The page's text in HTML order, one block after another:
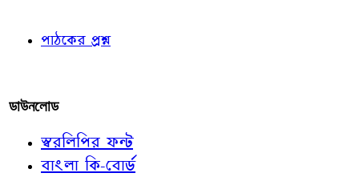
পাঠকের প্রশ্ন
ডাউনলোড
স্বরলিপির ফন্ট
বাংলা কি-বোর্ড